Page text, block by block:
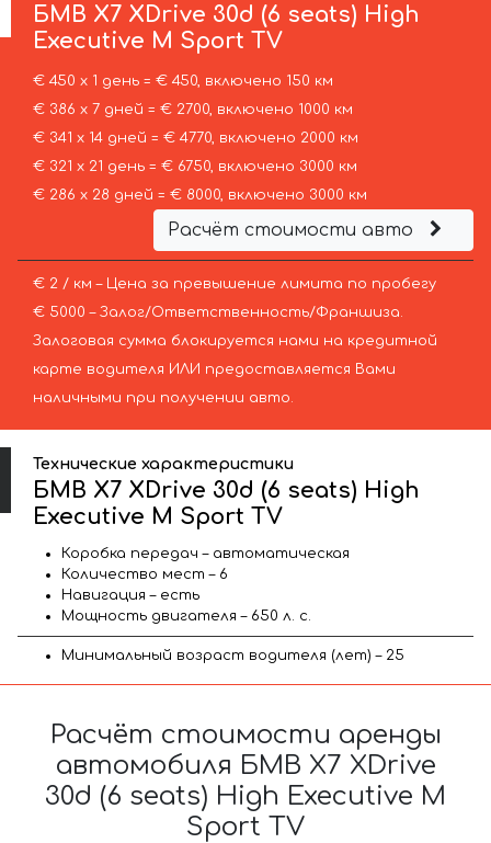
БМВ X7 XDrive 30d (6 seats) High
Executive M Sport TV
€ 450 х 1 день = € 450, включено 150 км
€ 386 х 7 дней = € 2700, включено 1000 км
€ 341 х 14 дней = € 4770, включено 2000 км
€ 321 х 21 день = € 6750, включено 3000 км
€ 286 х 28 дней = € 8000, включено 3000 км
Расчёт стоимости авто
€ 2 / км – Цена за превышение лимита по пробегу
€ 5000 – Залог/Ответственность/Франшиза.
Залоговая сумма блокируется нами на кредитной
карте водителя ИЛИ предоставляется Вами
наличными при получении авто.
Технические характеристики
БМВ X7 XDrive 30d (6 seats) High
Executive M Sport TV
Коробка передач – автоматическая
Количество мест – 6
Навигация – есть
Мощность двигателя – 650 л. с.
Минимальный возраст водителя (лет) – 25
Расчёт стоимости аренды
автомобиля БМВ X7 XDrive
30d (6 seats) High Executive M
Sport TV